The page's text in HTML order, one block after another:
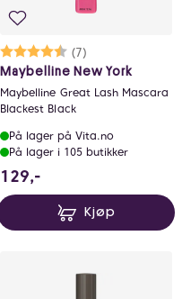
Karakter:
(7)
4.6 av 5 mulige
Maybelline New York
Maybelline Great Lash Mascara
Blackest Black
På lager på Vita.no
På lager i 105 butikker
129,-
Kjøp